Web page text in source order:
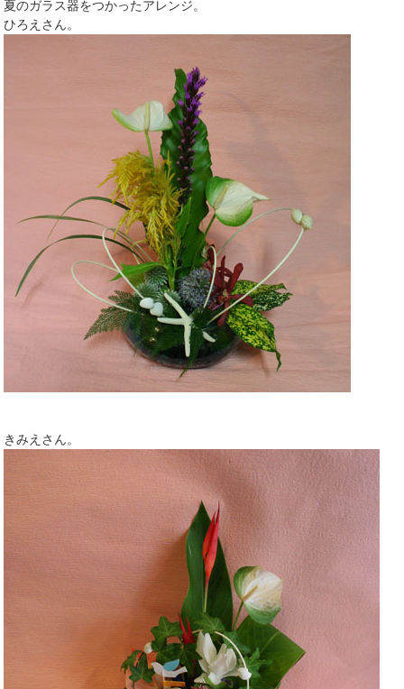
夏のガラス器をつかったアレンジ。
ひろえさん。
きみえさん。